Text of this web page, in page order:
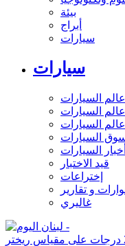
بيئة
أبراج
سيارات
سيارات
عالم السيارات
السيارات
السيارات
السيارات
أخبار السيارات
قيد الاختبار
إختراعات
و تقارير
غاليري